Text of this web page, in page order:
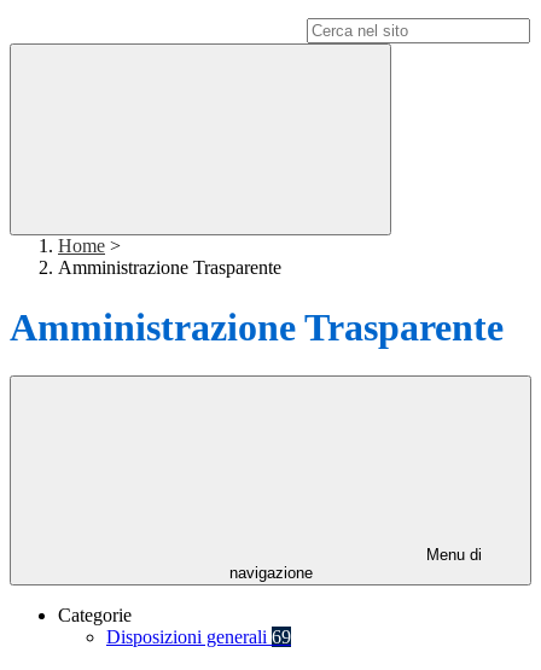
Home >
Amministrazione Trasparente
Amministrazione Trasparente
Menu di
navigazione
Categorie
Disposizioni generali 69